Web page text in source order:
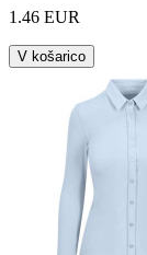
1.46 EUR
V košarico